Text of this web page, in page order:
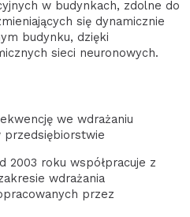
w budynkach, zdolne do
się dynamicznie
budynku, dzięki
sieci neuronowych.
we wdrażaniu
przedsiębiorstwie
2003 roku współpracuje z
wdrażania
przez